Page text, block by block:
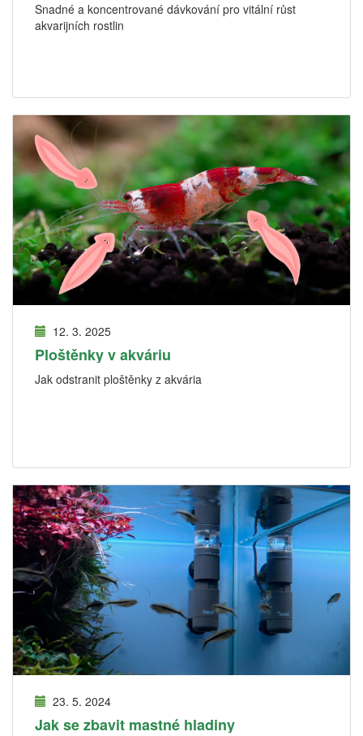
Snadné a koncentrované dávkování pro vitální růst
akvarijních rostlin
12. 3. 2025
Ploštěnky v akváriu
Jak odstranit ploštěnky z akvária
23. 5. 2024
Jak se zbavit mastné hladiny